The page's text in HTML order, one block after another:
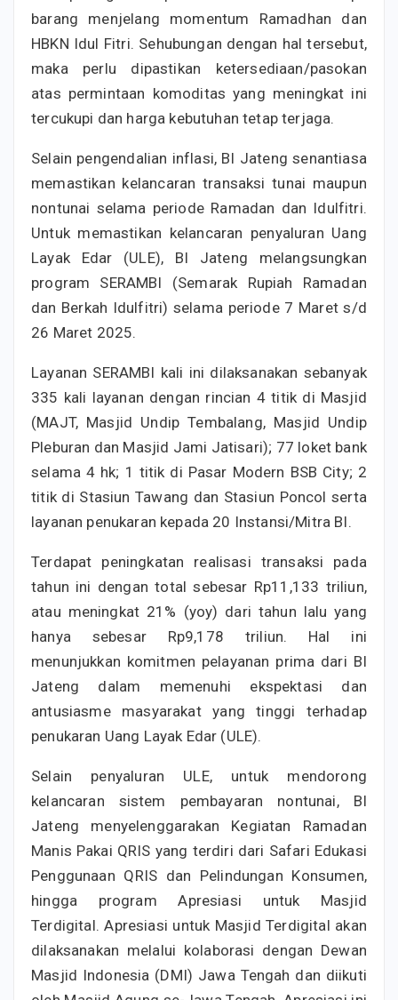
barang menjelang momentum Ramadhan dan
HBKN Idul Fitri. Sehubungan dengan hal tersebut,
maka perlu dipastikan ketersediaan/pasokan
atas permintaan komoditas yang meningkat ini
tercukupi dan harga kebutuhan tetap terjaga.
Selain pengendalian inflasi, BI Jateng senantiasa
memastikan kelancaran transaksi tunai maupun
nontunai selama periode Ramadan dan Idulfitri.
Untuk memastikan kelancaran penyaluran Uang
Layak Edar (ULE), BI Jateng melangsungkan
program SERAMBI (Semarak Rupiah Ramadan
dan Berkah Idulfitri) selama periode 7 Maret s/d
26 Maret 2025.
Layanan SERAMBI kali ini dilaksanakan sebanyak
335 kali layanan dengan rincian 4 titik di Masjid
(MAJT, Masjid Undip Tembalang, Masjid Undip
Pleburan dan Masjid Jami Jatisari); 77 loket bank
selama 4 hk; 1 titik di Pasar Modern BSB City; 2
titik di Stasiun Tawang dan Stasiun Poncol serta
layanan penukaran kepada 20 Instansi/Mitra BI.
Terdapat peningkatan realisasi transaksi pada
tahun ini dengan total sebesar Rp11,133 triliun,
atau meningkat 21% (yoy) dari tahun lalu yang
hanya sebesar Rp9,178 triliun. Hal ini
menunjukkan komitmen pelayanan prima dari BI
Jateng dalam memenuhi ekspektasi dan
antusiasme masyarakat yang tinggi terhadap
penukaran Uang Layak Edar (ULE).
Selain penyaluran ULE, untuk mendorong
kelancaran sistem pembayaran nontunai, BI
Jateng menyelenggarakan Kegiatan Ramadan
Manis Pakai QRIS yang terdiri dari Safari Edukasi
Penggunaan QRIS dan Pelindungan Konsumen,
hingga program Apresiasi untuk Masjid
Terdigital. Apresiasi untuk Masjid Terdigital akan
dilaksanakan melalui kolaborasi dengan Dewan
Masjid Indonesia (DMI) Jawa Tengah dan diikuti